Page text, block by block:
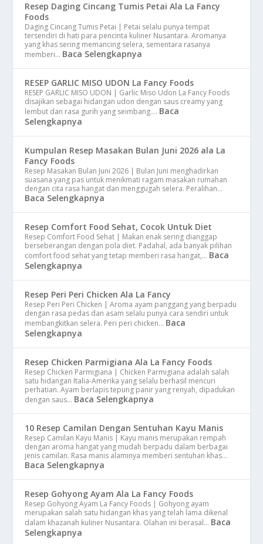
Resep Daging Cincang Tumis Petai Ala La Fancy
Foods
Daging Cincang Tumis Petai | Petai selalu punya tempat
tersendiri di hati para pencinta kuliner Nusantara. Aromanya
yang khas sering memancing selera, sementara rasanya
memberi… Baca Selengkapnya
RESEP GARLIC MISO UDON La Fancy Foods
RESEP GARLIC MISO UDON | Garlic Miso Udon La Fancy Foods
disajikan sebagai hidangan udon dengan saus creamy yang
lembut dan rasa gurih yang seimbang.… Baca
Selengkapnya
Kumpulan Resep Masakan Bulan Juni 2026 ala La
Fancy Foods
Resep Masakan Bulan Juni 2026 | Bulan Juni menghadirkan
suasana yang pas untuk menikmati ragam masakan rumahan
dengan cita rasa hangat dan menggugah selera. Peralihan…
Baca Selengkapnya
Resep Comfort Food Sehat, Cocok Untuk Diet
Resep Comfort Food Sehat | Makan enak sering dianggap
berseberangan dengan pola diet. Padahal, ada banyak pilihan
comfort food sehat yang tetap memberi rasa hangat,… Baca
Selengkapnya
Resep Peri Peri Chicken Ala La Fancy
Resep Peri Peri Chicken | Aroma ayam panggang yang berpadu
dengan rasa pedas dan asam selalu punya cara sendiri untuk
membangkitkan selera. Peri peri chicken… Baca
Selengkapnya
Resep Chicken Parmigiana Ala La Fancy Foods
Resep Chicken Parmigiana | Chicken Parmigiana adalah salah
satu hidangan Italia-Amerika yang selalu berhasil mencuri
perhatian. Ayam berlapis tepung panir yang renyah, dipadukan
dengan saus… Baca Selengkapnya
10 Resep Camilan Dengan Sentuhan Kayu Manis
Resep Camilan Kayu Manis | Kayu manis merupakan rempah
dengan aroma hangat yang mudah berpadu dalam berbagai
jenis camilan. Rasa manis alaminya memberi sentuhan khas…
Baca Selengkapnya
Resep Gohyong Ayam Ala La Fancy Foods
Resep Gohyong Ayam La Fancy Foods | Gohyong ayam
merupakan salah satu hidangan khas yang telah lama dikenal
dalam khazanah kuliner Nusantara. Olahan ini berasal… Baca
Selengkapnya